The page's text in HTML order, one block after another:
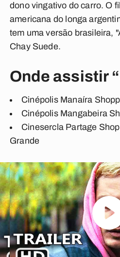
dono vingativo do carro. O
americana do longa
tem uma versão brasileira,
Chay Suede.
Onde assistir
Cinépolis Manaíra
Cinépolis Mangabeira
Cinesercla Partage
Grande